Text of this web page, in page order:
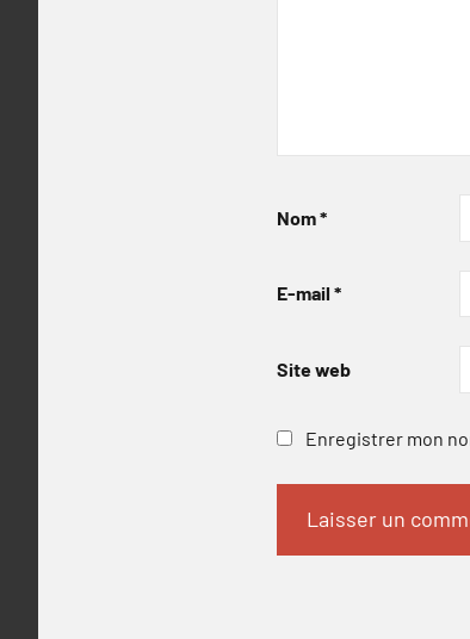
Nom*
E-mail *
Site web
Enregistrer mon